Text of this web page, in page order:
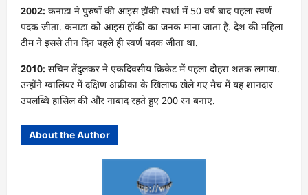
2002: कनाडा ने पुरुषों की आइस हॉकी स्पर्धा में 50 वर्ष बाद पहला स्वर्ण
पदक जीता. कनाडा को आइस हॉकी का जनक माना जाता है. देश की महिला
टीम ने इससे तीन दिन पहले ही स्वर्ण पदक जीता था.
2010: सचिन तेंदुलकर ने एकदिवसीय क्रिकेट में पहला दोहरा शतक लगाया.
उन्होंने ग्वालियर में दक्षिण अफ्रीका के खिलाफ खेले गए मैच में यह शानदार
उपलब्धि हासिल की और नाबाद रहते हुए 200 रन बनाए.
About the Author